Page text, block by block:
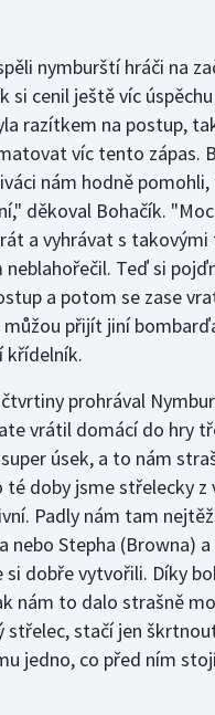
nymburští hráči na
si cenil ještě víc
razítkem na postup,
víc tento zápas.
nám hodně
děkoval Bohačík.
a vyhrávat s takovými
Teď si
a potom se zase
přijít jiní
křídelník.
prohrával
vrátil domácí do hry
úsek, a to nám
té doby jsme střelecky z
Padly nám tam
nebo Stepha (Browna)
si dobře vytvořili. Díky
nám to dalo strašně
střelec, stačí jen
jedno, co před ním